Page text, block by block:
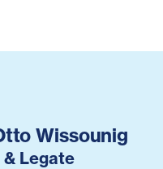
Wissounig
Legate